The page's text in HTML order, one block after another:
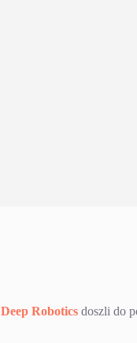
Deep Roboticsdoszli do